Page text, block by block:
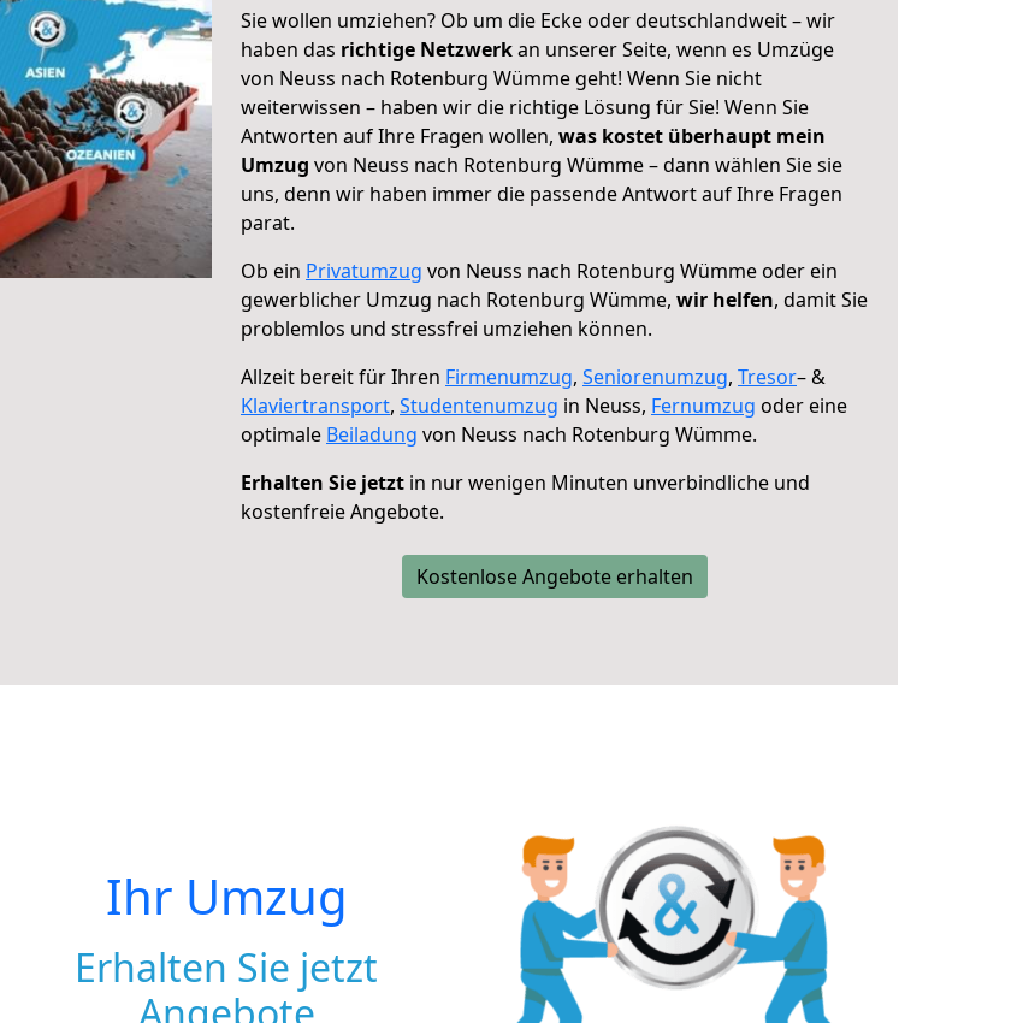
Sie wollen umziehen? Ob um die Ecke oder deutschlandweit – wir
haben das richtige Netzwerkan unserer Seite, wenn es Umzüge
von Neuss nach Rotenburg Wümme geht! Wenn Sie nicht
weiterwissen – haben wir die richtige Lösung für Sie! Wenn Sie
Antworten auf Ihre Fragen wollen, was kostet überhaupt mein
Umzug von Neuss nach Rotenburg Wümme – dann wählen Sie sie
uns, denn wir haben immer die passende Antwort auf Ihre Fragen
parat.
Ob ein Privatumzug von Neuss nach Rotenburg Wümme oder ein
gewerblicher Umzug nach Rotenburg Wümme, wir helfen, damit Sie
problemlos und stressfrei umziehen können.
Allzeit bereit für Ihren Firmenumzug, Seniorenumzug, Tresor– &
Klaviertransport, Studentenumzug in Neuss, Fernumzug oder eine
optimale Beiladung von Neuss nach Rotenburg Wümme.
Erhalten Sie jetzt in nur wenigen Minuten unverbindliche und
kostenfreie Angebote.
Kostenlose Angebote erhalten
Ihr Umzug
Erhalten Sie jetzt